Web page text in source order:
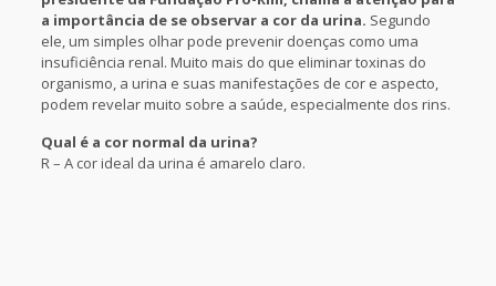
a importância de se observar a cor da urina. Segundo
ele, um simples olhar pode prevenir doenças como uma
insuficiência renal. Muito mais do que eliminar toxinas do
organismo, a urina e suas manifestações de cor e aspecto,
podem revelar muito sobre a saúde, especialmente dos rins.
Qual é a cor normal da urina?
R – A cor ideal da urina é amarelo claro.